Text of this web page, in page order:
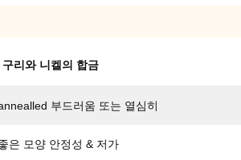
구리와 니켈의 합금
부드러움 또는 열심히
은 모양 안정성 & 저가